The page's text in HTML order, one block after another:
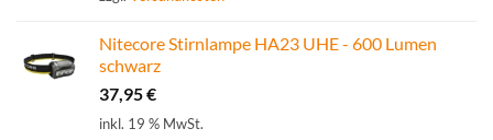
Nitecore Stirnlampe HA23 UHE - 600 Lumen
schwarz
37,95€
inkl. 19 % MwSt.